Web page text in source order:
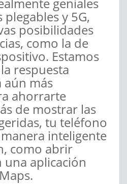
y 5G,
posibilidades
como la de
Estamos
respuesta
aún más
ahorrarte
de mostrar las
tu teléfono
inteligente
como abrir
una aplicación